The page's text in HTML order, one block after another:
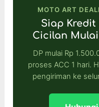
MOTO ART
Siap Kredit
Cicilan Mulai
DP mulai Rp
proses ACC 1 hari.
pengiriman ke